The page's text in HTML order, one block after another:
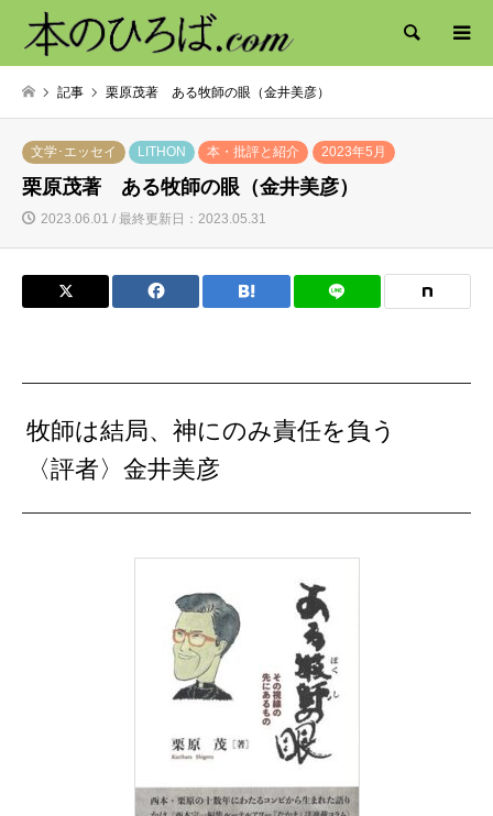
検索
記事 栗原茂著 ある牧師の眼（金井美彦）
文学･エッセイ LITHON 本・批評と紹介 2023年5月
栗原茂著 ある牧師の眼（金井美彦）
2023.06.01 / 最終更新日：2023.05.31
牧師は結局、神にのみ責任を負う
〈評者〉金井美彦